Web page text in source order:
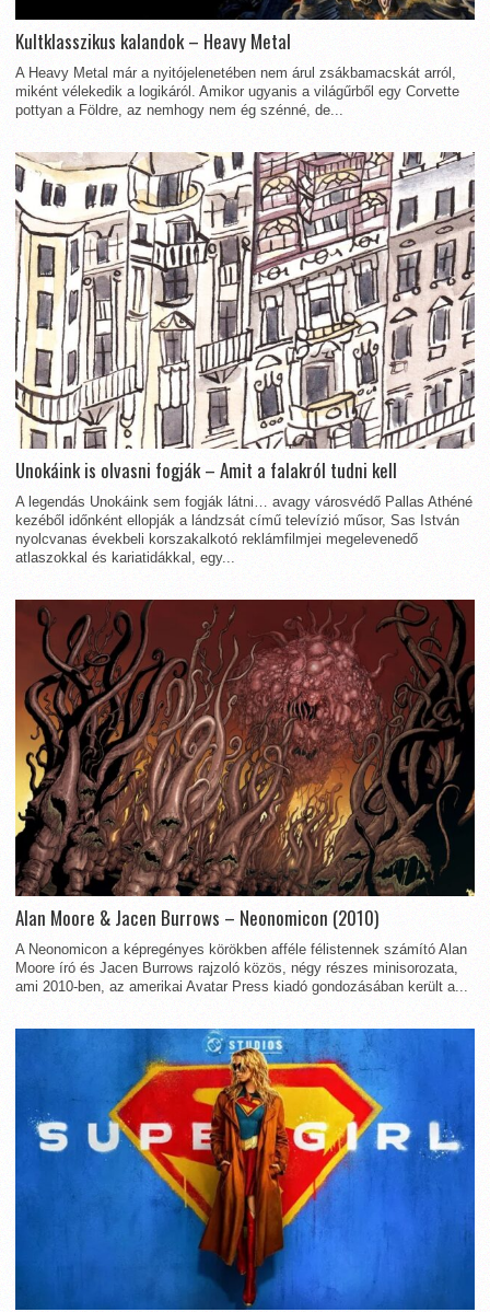
Kultklasszikus kalandok – Heavy Metal
A Heavy Metal már a nyitójelenetében nem árul zsákbamacskát arról,
miként vélekedik a logikáról. Amikor ugyanis a világűrből egy Corvette
pottyan a Földre, az nemhogy nem ég szénné, de...
Unokáink is olvasni fogják – Amit a falakról tudni kell
A legendás Unokáink sem fogják látni… avagy városvédő Pallas Athéné
kezéből időnként ellopják a lándzsát című televízió műsor, Sas István
nyolcvanas évekbeli korszakalkotó reklámfilmjei megelevenedő
atlaszokkal és kariatidákkal, egy...
Alan Moore & Jacen Burrows – Neonomicon (2010)
A Neonomicon a képregényes körökben afféle félistennek számító Alan
Moore író és Jacen Burrows rajzoló közös, négy részes minisorozata,
ami 2010-ben, az amerikai Avatar Press kiadó gondozásában került a...